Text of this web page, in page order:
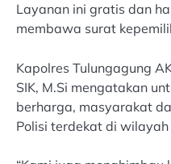
Layanan ini gratis dan
membawa surat
Kapolres Tulungagung
SIK, M.Si mengatakan
berharga, masyarakat
Polisi terdekat di